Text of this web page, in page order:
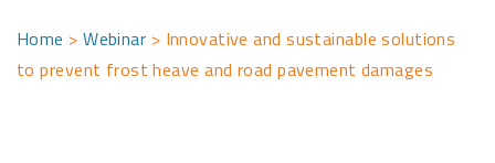
Home >Webinar > Innovative and sustainable solutions
to prevent frost heave and road pavement damages